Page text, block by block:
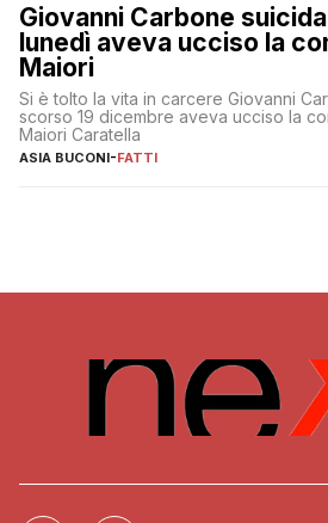
Giovanni Carbone
lunedì aveva ucciso la
Maiori
Si è tolto la vita in carcere Giovanni
scorso 19 dicembre aveva ucciso la
Maiori Caratella
ASIA BUCONI-FATTI